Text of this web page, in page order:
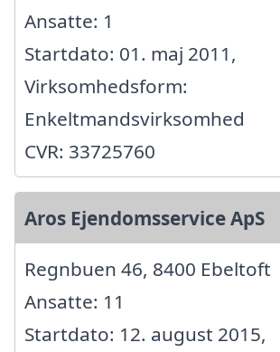
Ansatte: 1
Startdato: 01. maj 2011,
Virksomhedsform:
Enkeltmandsvirksomhed
CVR: 33725760
Aros Ejendomsservice ApS
Regnbuen 46, 8400 Ebeltoft
Ansatte: 11
Startdato: 12. august 2015,